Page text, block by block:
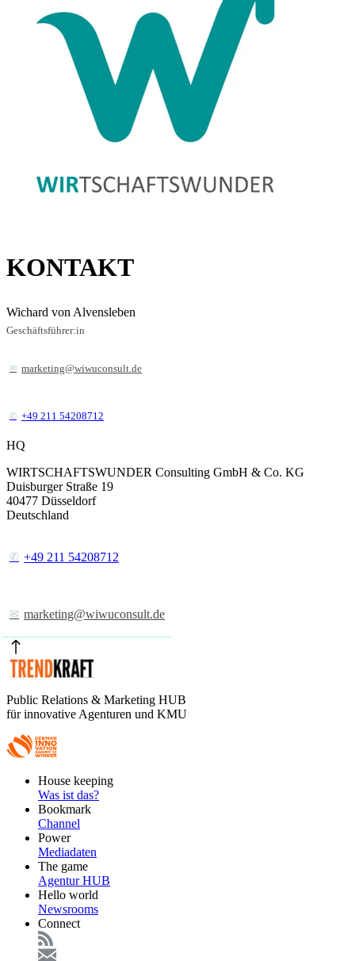
KONTAKT
Wichard von Alvensleben
Geschäftsführer:in
marketing@wiwuconsult.de
+49 211 54208712
HQ
WIRTSCHAFTSWUNDER Consulting GmbH & Co. KG
Duisburger Straße 19
40477 Düsseldorf
Deutschland
+49 211 54208712
marketing@wiwuconsult.de
Public Relations & Marketing HUB
für innovative Agenturen und KMU
FooterHouse keeping
Was ist das?
Bookmark
Channel
Power
Mediadaten
The game
Agentur HUB
Hello world
Newsrooms
Connect